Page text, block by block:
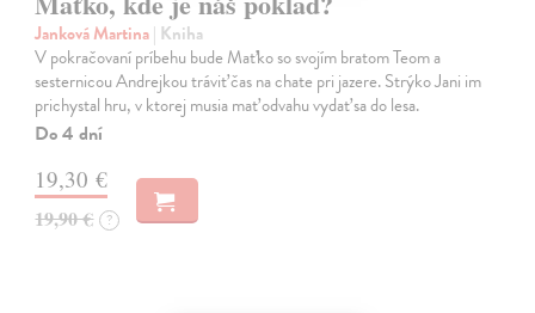
Janková Martina| Kniha
V pokračovaní príbehu bude Maťko so svojím bratom Teom a
sesternicou Andrejkou tráviť čas na chate pri jazere. Strýko Jani im
prichystal hru, v ktorej musia mať odvahu vydať sa do lesa.
Do 4 dní
19,30 €
19,90 € ?